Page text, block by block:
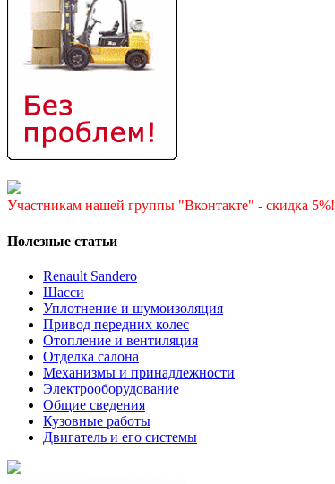
Участникам нашей группы "Вконтакте" - скидка 5%!
Полезные статьи
Renault Sandero
Шасси
Уплотнение и шумоизоляция
Привод передних колес
Отопление и вентиляция
Отделка салона
Механизмы и принадлежности
Электрооборудование
Общие сведения
Кузовные работы
Двигатель и его системы